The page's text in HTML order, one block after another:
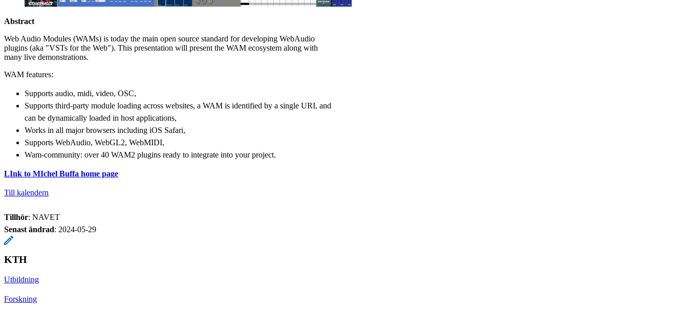
Abstract
Web Audio Modules (WAMs) is today the main open source standard for developing WebAudio
plugins (aka "VSTs for the Web"). This presentation will present the WAM ecosystem along with
many live demonstrations.
WAM features:
Supports audio, midi, video, OSC,
Supports third-party module loading across websites, a WAM is identified by a single URI, and
can be dynamically loaded in host applications,
Works in all major browsers including iOS Safari,
Supports WebAudio, WebGL2, WebMIDI,
Wam-community: over 40 WAM2 plugins ready to integrate into your project.
LInk to MIchel Buffa home page
Till kalendern
Tillhör: NAVET
Senast ändrad: 2024-05-29
KTH
Utbildning
Forskning